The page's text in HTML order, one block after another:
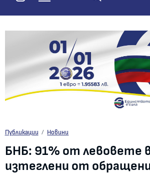
Публикации Новини
БНБ: 91% от левовете вече са изтеглени от
БНБ: 91% от левовете
изтеглени от